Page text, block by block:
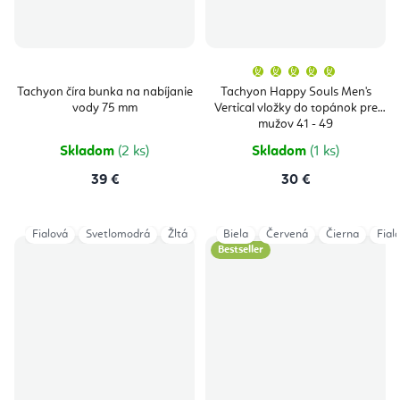
Tachyon číra bunka na nabíjanie
vody 75 mm
Skladom (2 ks)
39 €
Tachyon Happy Souls Men's
Vertical vložky do topánok pre
mužov 41 - 49
produktu
je
5,0
Skladom (1 ks)
30 €
Fialová Svetlomodrá Žltá
Bestseller
Biela Červená Čierna